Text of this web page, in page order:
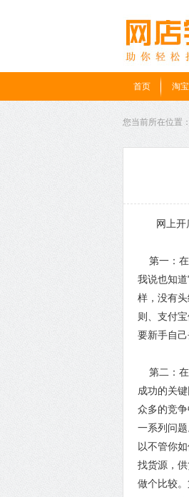
首页 淘
您当前所在位置：
网上开
第一：在
我说也知
样，没有
则、支付
要新手自己
第二：在
成功的关
众多的竞
一系列问
以不管你
找货源，
做个比较